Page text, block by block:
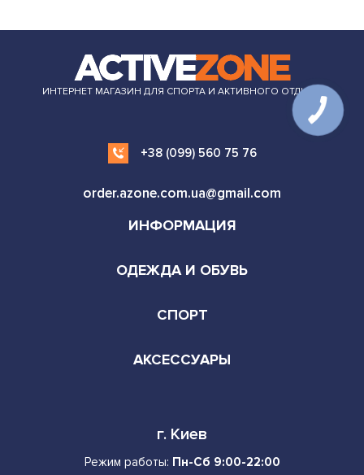
ИНТЕРНЕТ МАГАЗИН ДЛЯ СПОРТА И АКТИВНОГО ОТДЫХА
+38 (099) 560 75 76
order.azone.com.ua@gmail.com
ИНФОРМАЦИЯ
ОДЕЖДА И ОБУВЬ
СПОРТ
АКСЕССУАРЫ
г. Киев
Режим работы: Пн-Сб 9:00-22:00